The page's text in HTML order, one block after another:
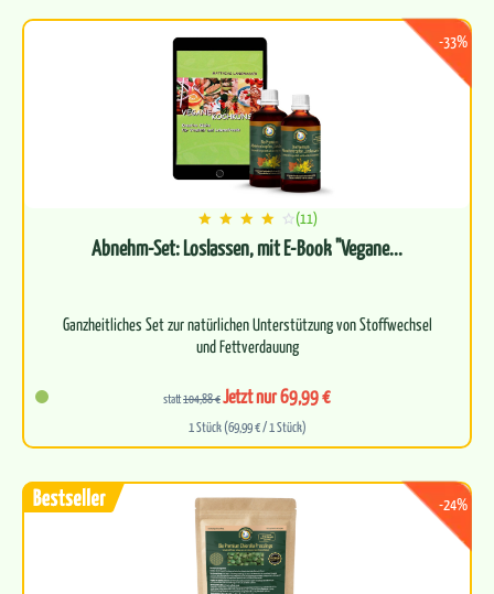
-33%
(11)
Abnehm-Set: Loslassen, mit E-Book "Vegane...
Ganzheitliches Set zur natürlichen Unterstützung von Stoffwechsel
und Fettverdauung
Enthält einen Doppelpack der bewährten…
statt104,88 €Jetzt nur 69,99 €
1 Stück (69,99 € / 1 Stück)
-24%